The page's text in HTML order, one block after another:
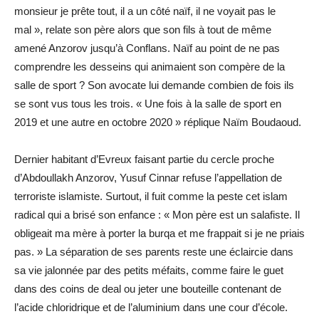
monsieur je prête tout, il a un côté naïf, il ne voyait pas le
mal », relate son père alors que son fils à tout de même
amené Anzorov jusqu’à Conflans. Naïf au point de ne pas
comprendre les desseins qui animaient son compère de la
salle de sport ? Son avocate lui demande combien de fois ils
se sont vus tous les trois. « Une fois à la salle de sport en
2019 et une autre en octobre 2020 » réplique Naïm Boudaoud.
Dernier habitant d’Evreux faisant partie du cercle proche
d’Abdoullakh Anzorov, Yusuf Cinnar refuse l’appellation de
terroriste islamiste. Surtout, il fuit comme la peste cet islam
radical qui a brisé son enfance : « Mon père est un salafiste. Il
obligeait ma mère à porter la burqa et me frappait si je ne priais
pas. » La séparation de ses parents reste une éclaircie dans
sa vie jalonnée par des petits méfaits, comme faire le guet
dans des coins de deal ou jeter une bouteille contenant de
l’acide chloridrique et de l’aluminium dans une cour d’école.